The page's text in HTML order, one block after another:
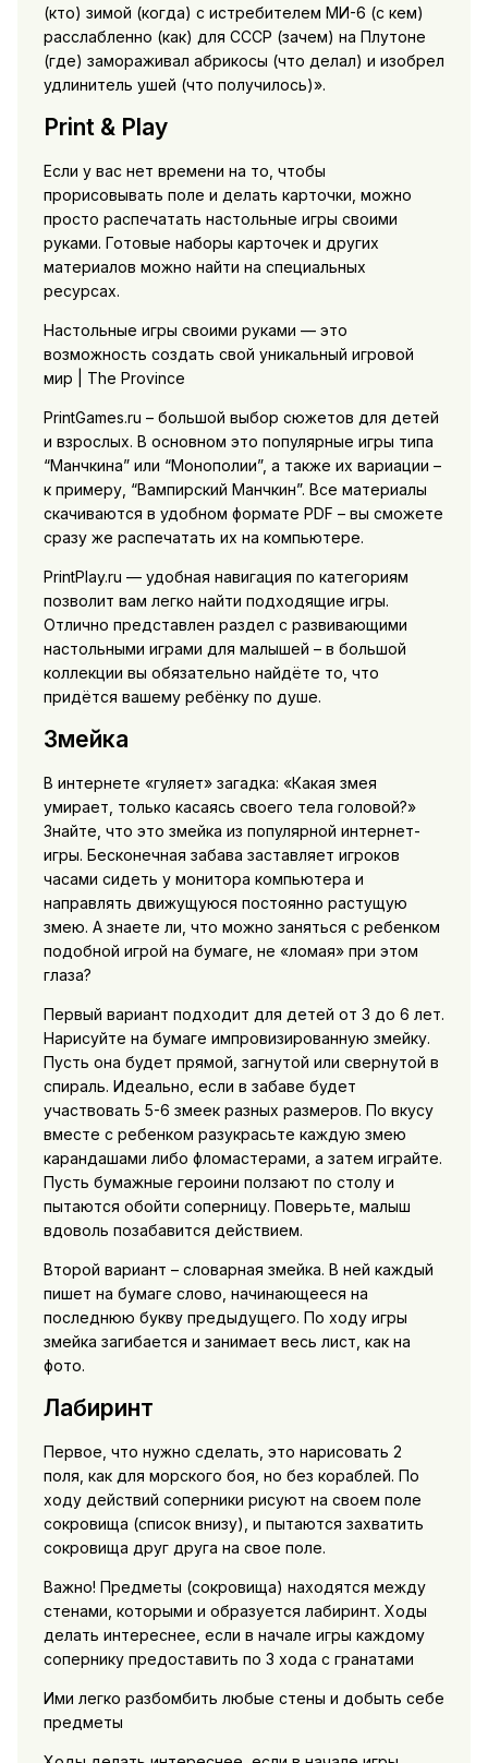
(кто) зимой (когда) с истребителем МИ-6 (с кем)
расслабленно (как) для СССР (зачем) на Плутоне
(где) замораживал абрикосы (что делал) и изобрел
удлинитель ушей (что получилось)».
Print & Play
Если у вас нет времени на то, чтобы
прорисовывать поле и делать карточки, можно
просто распечатать настольные игры своими
руками. Готовые наборы карточек и других
материалов можно найти на специальных
ресурсах.
Настольные игры своими руками — это
возможность создать свой уникальный игровой
мир | The Province
PrintGames.ru – большой выбор сюжетов для детей
и взрослых. В основном это популярные игры типа
“Манчкина” или “Монополии”, а также их вариации –
к примеру, “Вампирский Манчкин”. Все материалы
скачиваются в удобном формате PDF – вы сможете
сразу же распечатать их на компьютере.
PrintPlay.ru — удобная навигация по категориям
позволит вам легко найти подходящие игры.
Отлично представлен раздел с развивающими
настольными играми для малышей – в большой
коллекции вы обязательно найдёте то, что
придётся вашему ребёнку по душе.
Змейка
В интернете «гуляет» загадка: «Какая змея
умирает, только касаясь своего тела головой?»
Знайте, что это змейка из популярной интернет-
игры. Бесконечная забава заставляет игроков
часами сидеть у монитора компьютера и
направлять движущуюся постоянно растущую
змею. А знаете ли, что можно заняться с ребенком
подобной игрой на бумаге, не «ломая» при этом
глаза?
Первый вариант подходит для детей от 3 до 6 лет.
Нарисуйте на бумаге импровизированную змейку.
Пусть она будет прямой, загнутой или свернутой в
спираль. Идеально, если в забаве будет
участвовать 5-6 змеек разных размеров. По вкусу
вместе с ребенком разукрасьте каждую змею
карандашами либо фломастерами, а затем играйте.
Пусть бумажные героини ползают по столу и
пытаются обойти соперницу. Поверьте, малыш
вдоволь позабавится действием.
Второй вариант – словарная змейка. В ней каждый
пишет на бумаге слово, начинающееся на
последнюю букву предыдущего. По ходу игры
змейка загибается и занимает весь лист, как на
фото.
Лабиринт
Первое, что нужно сделать, это нарисовать 2
поля, как для морского боя, но без кораблей. По
ходу действий соперники рисуют на своем поле
сокровища (список внизу), и пытаются захватить
сокровища друг друга на свое поле.
Важно! Предметы (сокровища) находятся между
стенами, которыми и образуется лабиринт. Ходы
делать интереснее, если в начале игры каждому
сопернику предоставить по 3 хода с гранатами
Ими легко разбомбить любые стены и добыть себе
предметы